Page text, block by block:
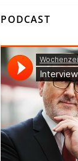
PODCAST